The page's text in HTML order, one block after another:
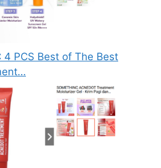
4 PCS Best of The Best